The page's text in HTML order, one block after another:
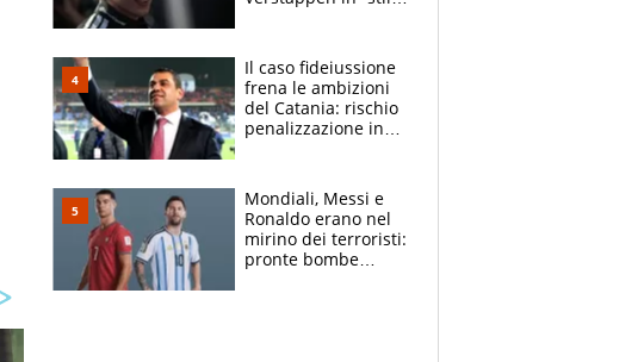
attacco all’Italia
Il caso fideiussione
frena le ambizioni
del Catania: rischio
penalizzazione in
Mondiali, Messi e
Ronaldo erano nel
mirino dei terroristi:
pronte bombe